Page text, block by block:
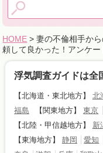
HOME > 妻の不倫相手か
頼して良かった！アンケ
浮気調査ガイドは全
【北海道・東北地方】 北
福島
【関東地方】 東京
【北陸・甲信越地方】
新
【東海地方】
静岡 愛知